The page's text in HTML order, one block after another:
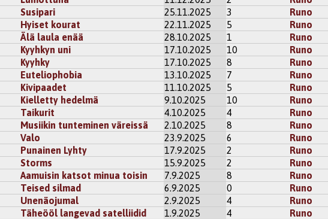
mieleen oitis makkara jolla niin ikään on kaksi päätä,
häntää tää seuraavaksi ois arvuuttanu, mutta tarinan silmäiltyäni ymmärsin
toisaalta, kumpaakohan siinä sitten lopunkaikkiaan oiskaan tyrkyllä,
🤔
ajoin ravistaa tai pöyhiä kuitenkin ensin. Ihan joka tapauksessa.
kommentoidaksesi
Nimessun
kommentista. 😄 Yllättäviä mielleyhtymiä!
rekisteröidy
Adastra
tapaus... 🙂‍↔️ <--- Tää pää...
rekisteröidykommentoidaksesi
Susipari 25.11.2025 3
Runo
Hyiset kourat 22.11.2025 5
Runo
Älä laula enää 28.10.2025 1
Runo
Kyyhkyn uni 17.10.2025 10
Runo
Kyyhky 17.10.2025 8
Runo
Euteliophobia 13.10.2025 7
Runo
Kivipaadet 11.10.2025 5
Runo
Kielletty hedelmä 9.10.2025 10
Runo
Taikurit 4.10.2025 4
Runo
Musiikin tunteminen väreissä 2.10.2025 8
Runo
Valo 23.9.2025 6
Runo
Punainen Lyhty 17.9.2025 2
Runo
Storms 15.9.2025 2
Runo
Aamuisin katsot minua toisin 7.9.2025 8
Runo
Teised silmad 6.9.2025 0
Runo
Unenäojumal 2.9.2025 4
Runo
Täheööl langevad satelliidid 1.9.2025 4
Runo